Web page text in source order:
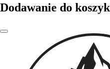
Dodawanie do